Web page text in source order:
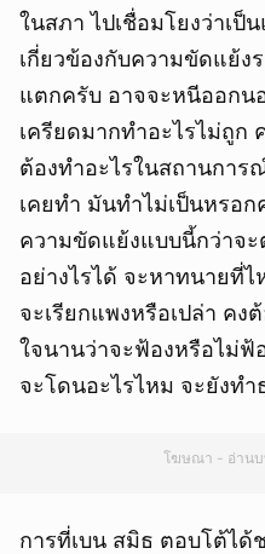
ในสภา ไปเชื่อมโยงว่าเป็
เกี่ยวข้องกับความขัดแย้ง
แตกครับ อาจจะหนีออกน
เครียดมากทำอะไรไม่ถูก
ต้องทำอะไรในสถานกา
เคยทำ มันทำไม่เป็นหรอ
ความขัดแย้งแบบนี้กว่าจ
อย่างไรได้ จะหาทนายที่
จะเรียกแพงหรือเปล่า ค
ใจนานว่าจะฟ้องหรือไม่ฟ้
จะโดนอะไรไหม จะยังท
โฆษณา - อ่านบ
การที่เบน สมิธ ตอบโต้ไ